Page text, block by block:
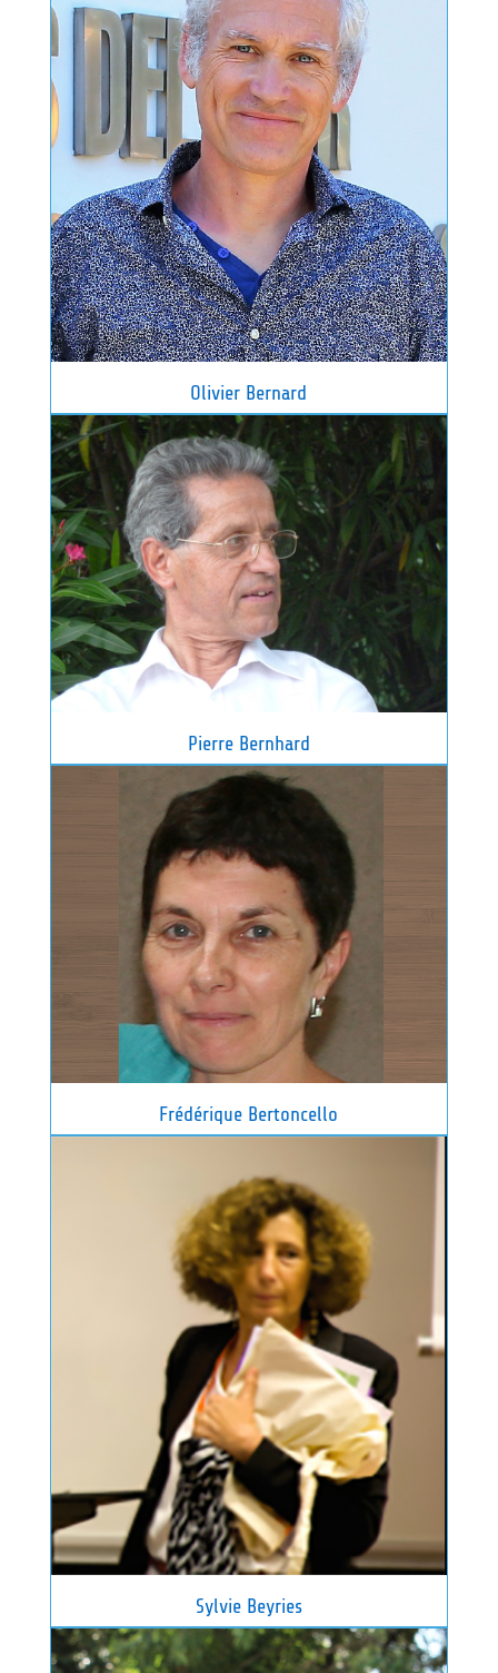
Olivier Bernard
Pierre Bernhard
Frédérique Bertoncello
Sylvie Beyries